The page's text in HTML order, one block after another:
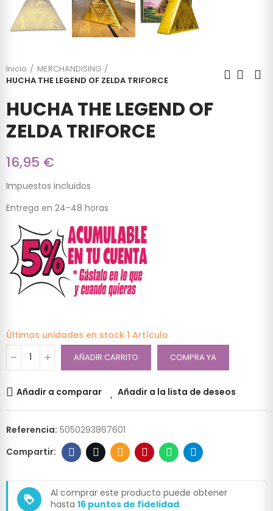
Inicio
MERCHANDISING
HUCHA THE LEGEND OF ZELDA TRIFORCE
HUCHA THE LEGEND OF
ZELDA TRIFORCE
16,95 €
Impuestos incluidos
Entrega en 24-48 horas
Últimas unidades en stock 1 Artículo
AÑADIR CARRITO COMPRA YA
Añadir a comparar Añadir a la lista de deseos
Referencia: 5050293867601
loyalty
Al comprar este producto puede obtener
hasta 16 puntos de fidelidad.